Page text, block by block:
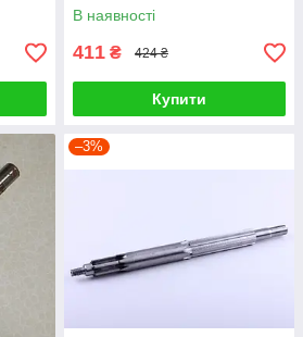
В наявності
411 ₴ 424 ₴
Купити
–3%